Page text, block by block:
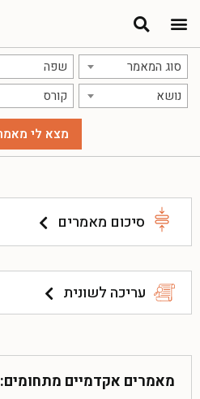
סוג המאמר שפה
נושא
קורס
סיכום מאמרים
עריכה לשונית
מאמרים אקדמיים מתחומים: